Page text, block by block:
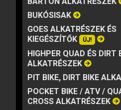
MÁRKA VISZKOZITÁS
BUKÓSISAK
GOES ALKATRÉSZEK ÉS
KIEGÉSZÍTŐK
ÚJ!
HIGHPER QUAD ÉS DIRT
ALKATRÉSZEK
PIT BIKE, DIRT BIKE
POCKET BIKE / ATV /
CROSS ALKATRÉSZEK